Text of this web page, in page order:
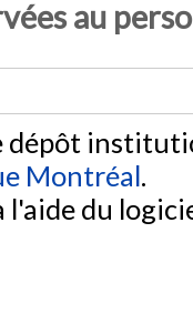
au
dépôt
Montréal.
l'aide du